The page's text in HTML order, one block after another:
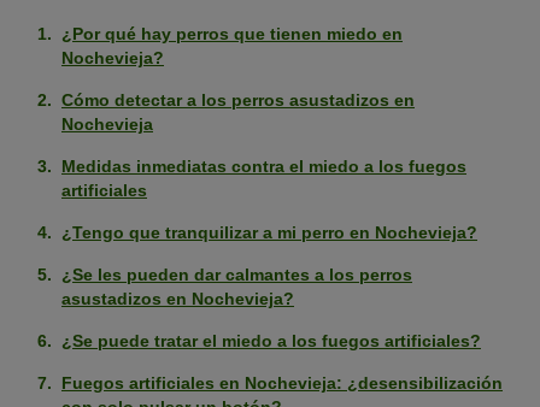
¿Por qué hay perros que tienen miedo en
Nochevieja?
Cómo detectar a los perros asustadizos en
Nochevieja
Medidas inmediatas contra el miedo a los fuegos
artificiales
¿Tengo que tranquilizar a mi perro en Nochevieja?
¿Se les pueden dar calmantes a los perros
asustadizos en Nochevieja?
¿Se puede tratar el miedo a los fuegos artificiales?
Fuegos artificiales en Nochevieja: ¿desensibilización